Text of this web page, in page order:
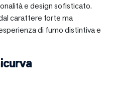
e design sofisticato.
carattere forte ma
di fumo distintiva e